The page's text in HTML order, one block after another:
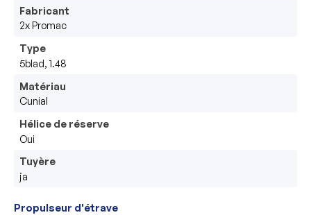
Fabricant
2x Promac
Type
5blad, 1.48
Matériau
Cunial
Hélice de réserve
Oui
Tuyère
ja
Propulseur d'étrave